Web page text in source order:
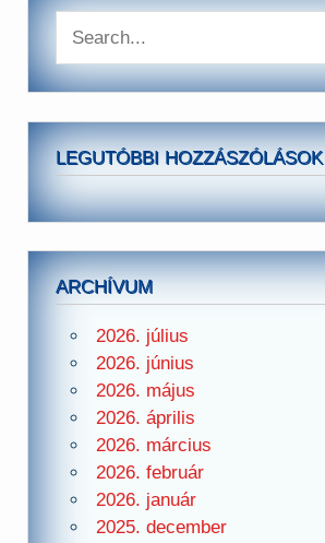
LEGUTÓBBI HOZZÁSZÓLÁSOK
ARCHÍVUM
2026. július
2026. június
2026. május
2026. április
2026. március
2026. február
2026. január
2025. december